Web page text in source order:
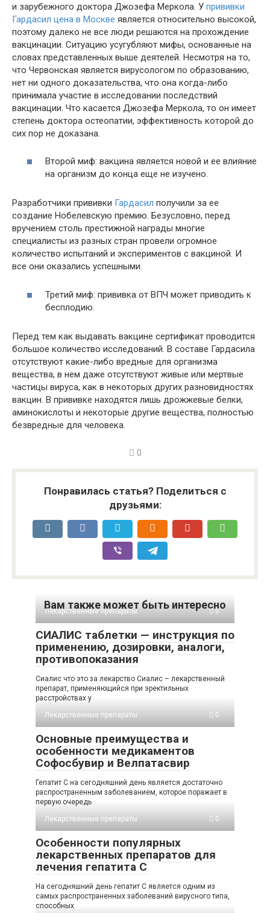
и зарубежного доктора Джозефа Меркола. У прививки
Гардасил цена в Москве является относительно высокой,
поэтому далеко не все люди решаются на прохождение
вакцинации. Ситуацию усугубляют мифы, основанные на
словах представленных выше деятелей. Несмотря на то,
что Червонская является вирусологом по образованию,
нет ни одного доказательства, что она когда-либо
принимала участие в исследовании последствий
вакцинации. Что касается Джозефа Меркола, то он имеет
степень доктора остеопатии, эффективность которой до
сих пор не доказана.
Второй миф: вакцина является новой и ее влияние
на организм до конца еще не изучено.
Разработчики прививки Гардасил получили за ее
создание Нобелевскую премию. Безусловно, перед
вручением столь престижной награды многие
специалисты из разных стран провели огромное
количество испытаний и экспериментов с вакциной. И
все они оказались успешными.
Третий миф: прививка от ВПЧ может приводить к
бесплодию.
Перед тем как выдавать вакцине сертификат проводится
большое количество исследований. В составе Гардасила
отсутствуют какие-либо вредные для организма
вещества, в нем даже отсутствуют живые или мертвые
частицы вируса, как в некоторых других разновидностях
вакцин. В прививке находятся лишь дрожжевые белки,
аминокислоты и некоторые другие вещества, полностью
безвредные для человека.
0
Понравилась статья? Поделиться с
друзьями:
Вам также может быть интересно
Лекарственные препараты 0
СИАЛИС таблетки — инструкция по
применению, дозировки, аналоги,
противопоказания
Сиалис что это за лекарство Сиалис – лекарственный
препарат, применяющийся при эректильных
расстройствах у
Лекарственные препараты
0
Основные преимущества и
особенности медикаментов
Софосбувир и Велпатасвир
Гепатит С на сегодняшний день является достаточно
распространенным заболеванием, которое поражает в
первую очередь
Лекарственные препараты
0
Особенности популярных
лекарственных препаратов для
лечения гепатита С
На сегодняшний день гепатит С является одним из
самых распространенных заболеваний вирусного типа,
способных